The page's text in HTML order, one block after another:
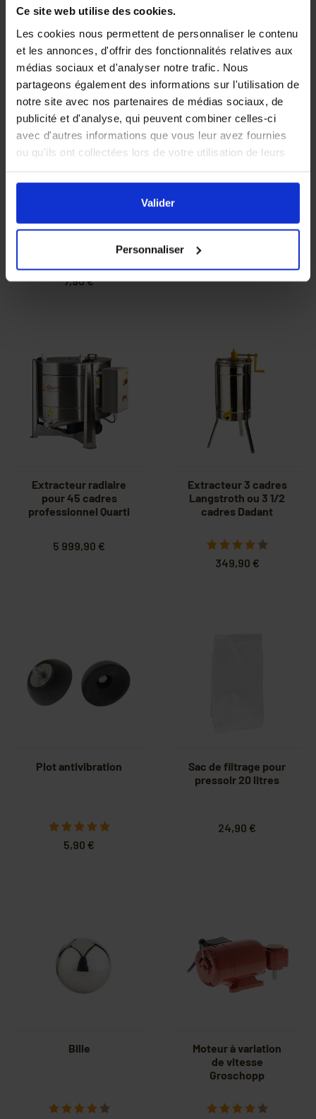
Ce site web utilise des cookies.
Les cookies nous permettent de personnaliser le contenu
et les annonces, d'offrir des fonctionnalités relatives aux
médias sociaux et d'analyser notre trafic. Nous
partageons également des informations sur l'utilisation de
notre site avec nos partenaires de médias sociaux, de
publicité et d'analyse, qui peuvent combiner celles-ci
avec d'autres informations que vous leur avez fournies
ou qu'ils ont collectées lors de votre utilisation de leurs
En cliquant sur le boutonValidervous acceptez
l'ensemble des cookies de notre site ainsi que ceux de
nos partenaires. Vous pouvez également choisir les
Valider
Personnaliser
Quarti
7,90 €
Extracteur radiaire
pour 45 cadres
professionnel Quarti
5 999,90 €
Extracteur 3 cadres
Langstroth ou 3 1/2
cadres Dadant
349,90 €
Plot antivibration
5,90 €
Sac de filtrage pour
pressoir 20 litres
24,90 €
Bille
Moteur à variation
de vitesse
Groschopp